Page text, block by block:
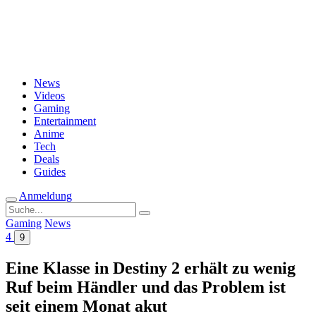
News
Videos
Gaming
Entertainment
Anime
Tech
Deals
Guides
Anmeldung
Suche
nach:
Gaming News
4
9
Eine Klasse in Destiny 2 erhält zu wenig
Ruf beim Händler und das Problem ist
seit einem Monat akut